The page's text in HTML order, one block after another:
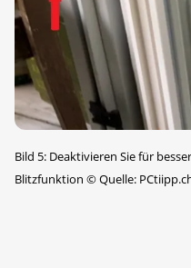
Bild 5: Deaktivieren Sie für
Blitzfunktion ©Quelle: